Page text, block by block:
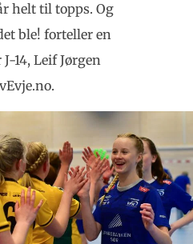
helt til topps. Og
ble! forteller en
14, Leif Jørgen